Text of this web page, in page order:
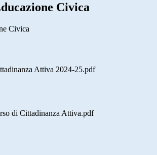
Civica
Civica
Attiva 2024-25.pdf
di Cittadinanza Attiva.pdf